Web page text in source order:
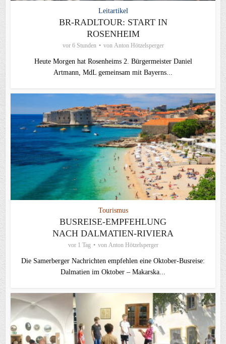
Leitartikel
BR-RADLTOUR: START IN
ROSENHEIM
vor 6 Stunden von Anton Hötzelsperger
Heute Morgen hat Rosenheims 2. Bürgermeister Daniel
Artmann, MdL gemeinsam mit Bayerns...
Tourismus
BUSREISE-EMPFEHLUNG
NACH DALMATIEN-RIVIERA
vor 1 Tag von Anton Hötzelsperger
Die Samerberger Nachrichten empfehlen eine Oktober-Busreise:
Dalmatien im Oktober – Makarska...